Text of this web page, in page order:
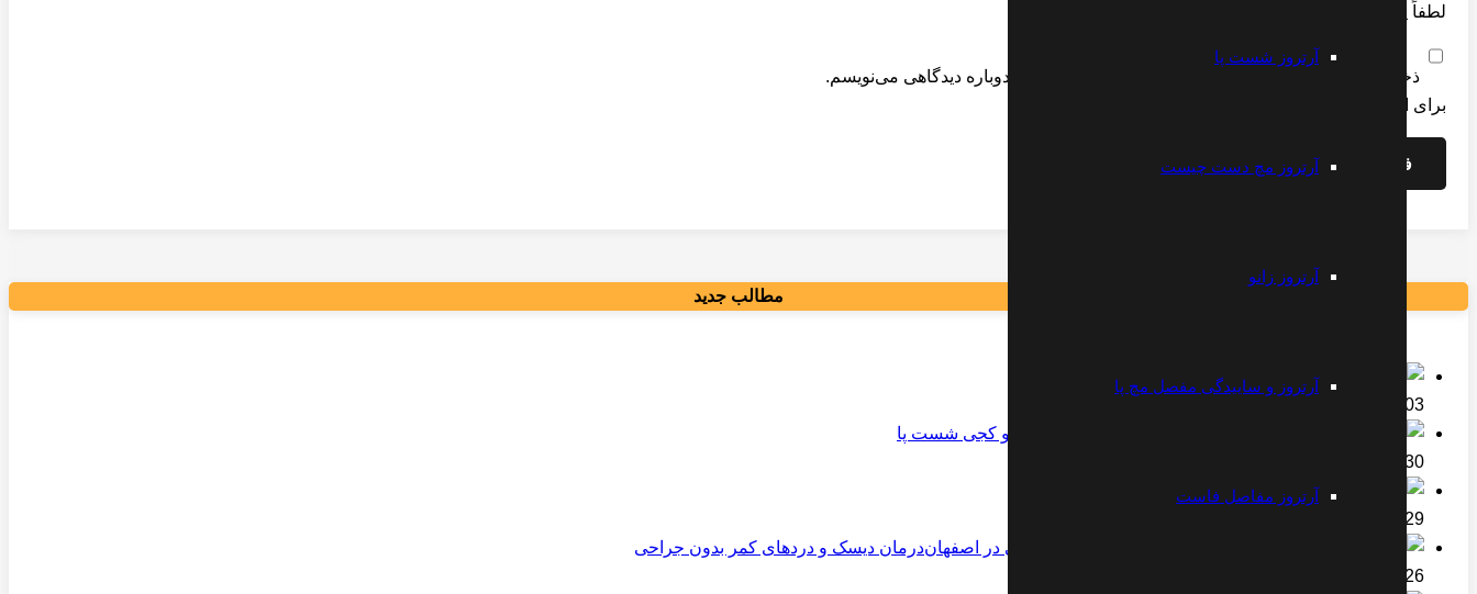
آرتروز شست پا
آرتروز مچ دست چیست
آرتروز زانو
آرتروز و ساییدگی مفصل مچ پا
آرتروز مفاصل فاست
لطفاً یک نشانی ایمیل معتبر بنویسید.
ذخیره نام، ایمیل و وبسایت من در مرورگر برای زمانی که دوباره دیدگاهی می‌نویسم.
برای ادامه، شما باید با قوانین موافقت کنید
فرستادن دیدگاه
مطالب جدید
درمان کمر درد با ورزش
2023-02-03
مجموعه تمرینات تقویت و کجی شست پا
2023-01-30
دکتر علیرضا مقتدری
2022-07-29
درمان دیسک و دردهای کمر بدون جراحی
2022-07-26